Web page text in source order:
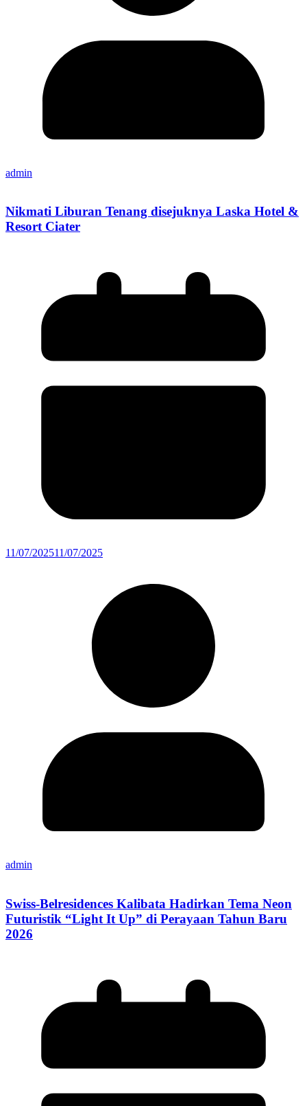
admin
Nikmati Liburan Tenang disejuknya Laska Hotel &
Resort Ciater
11/07/202511/07/2025
admin
Swiss-Belresidences Kalibata Hadirkan Tema Neon
Futuristik “Light It Up” di Perayaan Tahun Baru
2026